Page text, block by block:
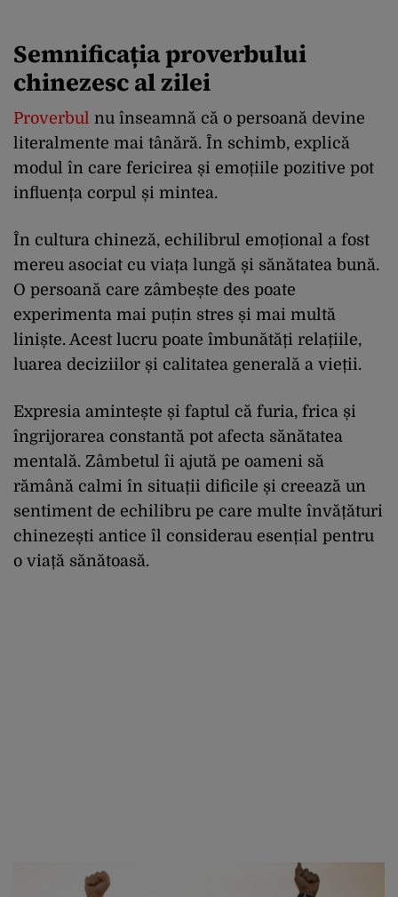
Semnificația proverbului
chinezesc al zilei
Proverbul nu înseamnă că o persoană devine
literalmente mai tânără. În schimb, explică
modul în care fericirea și emoțiile pozitive pot
influența corpul și mintea.
În cultura chineză, echilibrul emoțional a fost
mereu asociat cu viața lungă și sănătatea bună.
O persoană care zâmbește des poate
experimenta mai puțin stres și mai multă
liniște. Acest lucru poate îmbunătăți relațiile,
luarea deciziilor și calitatea generală a vieții.
Expresia amintește și faptul că furia, frica și
îngrijorarea constantă pot afecta sănătatea
mentală. Zâmbetul îi ajută pe oameni să
rămână calmi în situații dificile și creează un
sentiment de echilibru pe care multe învățături
chinezești antice îl considerau esențial pentru
o viață sănătoasă.